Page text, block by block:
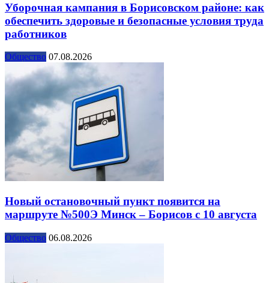
Уборочная кампания в Борисовском районе: как
обеспечить здоровые и безопасные условия труда
работников
Общество 07.08.2026
Новый остановочный пункт появится на
маршруте №500Э Минск – Борисов с 10 августа
Общество 06.08.2026